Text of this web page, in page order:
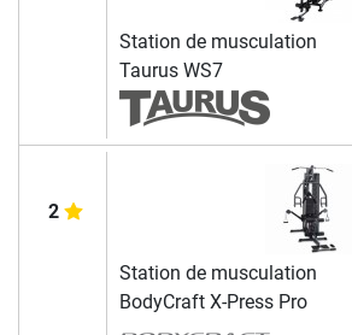
Station de musculation
Taurus WS7
2
Station de musculation
BodyCraft X-Press Pro